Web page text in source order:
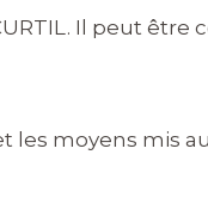
Il peut être
les moyens mis